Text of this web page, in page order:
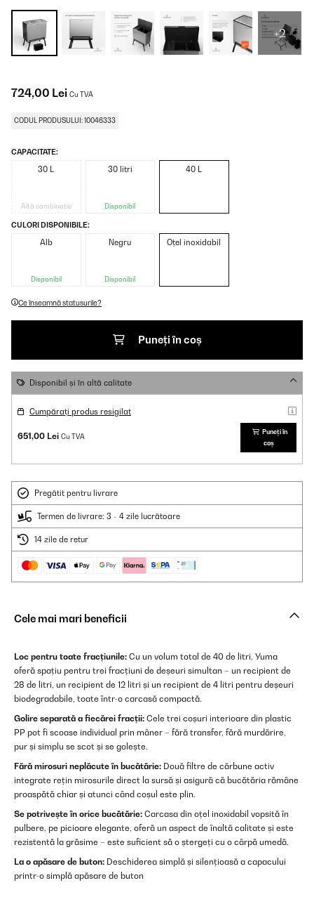
+2
724,00 Lei Cu TVA
CODUL PRODUSULUI: 10046333
CAPACITATE:
30 L
Altă combinație
30 litri
Disponibil
40 L
CULORI DISPONIBILE:
Alb
Disponibil
Negru
Disponibil
Oțel inoxidabil
Ce înseamnă statusurile?
Puneți în coș
Disponibil și în altă calitate
Cumpărați produs resigilat
651,00 Lei Cu TVA
Puneți în
coș
Pregătit pentru livrare
Termen de livrare: 3 - 4 zile lucrătoare
14 zile de retur
Cele mai mari beneficii
Loc pentru toate fracțiunile: Cu un volum total de 40 de litri, Yuma
oferă spațiu pentru trei fracțiuni de deșeuri simultan – un recipient de
28 de litri, un recipient de 12 litri și un recipient de 4 litri pentru deșeuri
biodegradabile, toate într-o carcasă compactă.
Golire separată a fiecărei fracții: Cele trei coșuri interioare din plastic
PP pot fi scoase individual prin mâner – fără transfer, fără murdărire,
pur și simplu se scot și se golește.
Fără mirosuri neplăcute în bucătărie: Două filtre de cărbune activ
integrate rețin mirosurile direct la sursă și asigură că bucătăria rămâne
proaspătă chiar și atunci când coșul este plin.
Se potrivește în orice bucătărie: Carcasa din oțel inoxidabil vopsită în
pulbere, pe picioare elegante, oferă un aspect de înaltă calitate și este
rezistentă la grăsime – este suficient să o ștergeți cu o cârpă umedă.
La o apăsare de buton: Deschiderea simplă și silențioasă a capacului
printr-o simplă apăsare de buton